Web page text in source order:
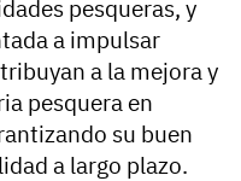
pesqueras, y
a impulsar
a la mejora y
pesquera en
su buen
a largo plazo.